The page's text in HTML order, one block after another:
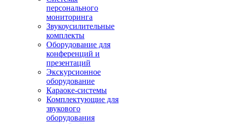
персонального
мониторинга
Звукоусилительные
комплекты
Оборудование для
конференций и
презентаций
Экскурсионное
оборудование
Караоке-системы
Комплектующие для
звукового
оборудования